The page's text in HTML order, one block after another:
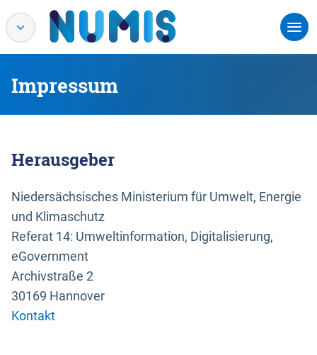
Impressum
Herausgeber
Niedersächsisches Ministerium für Umwelt, Energie
und Klimaschutz
Referat 14: Umweltinformation, Digitalisierung,
eGovernment
Archivstraße 2
30169 Hannover
Kontakt